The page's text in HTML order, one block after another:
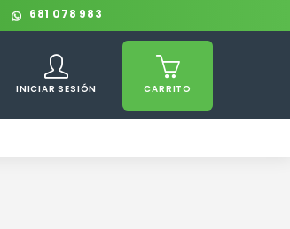
681 078 983
INICIAR SESIÓN CARRITO